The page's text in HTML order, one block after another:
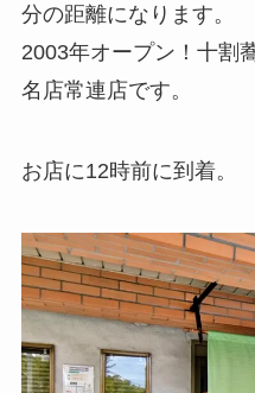
分の距離になります。
2003年オープン！十割
名店常連店です。
お店に12時前に到着。